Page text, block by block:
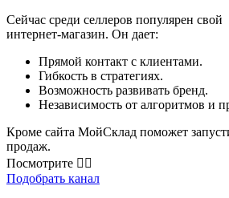
Сейчас среди селлеров популярен свой
интернет-магазин. Он дает:
Прямой контакт с клиентами.
Гибкость в стратегиях.
Возможность развивать бренд.
Независимость от алгоритмов и
Кроме сайта МойСклад поможет
продаж.
Посмотрите 👇🏻
Подобрать канал